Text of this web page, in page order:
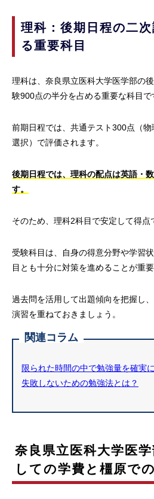
理科：後期日程の二
る重要科目
理科は、奈良県立医科大学医学部の
験900点の半分を占める重要な科目で
前期日程では、共通テスト300点（
選択）で評価されます。
後期日程では、理科の配点は英語・
す。
そのため、理科2科目で安定して得点
受験科目は、自身の得意分野や学習
目とも十分に対策を進めることが重要
過去問を活用して出題傾向を把握し
演習を重ねておきましょう。
関連コラム
限られた時間の中で勉強量を確実
失敗しないための勉強法とは？
奈良県立医科大学医
しての学費と橿原で